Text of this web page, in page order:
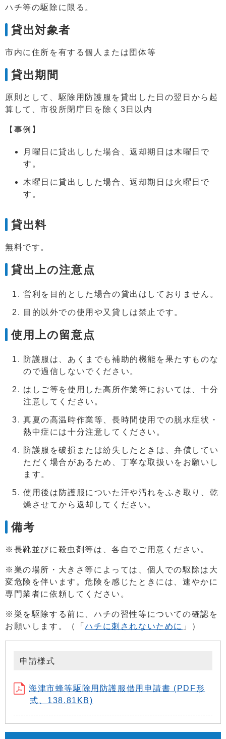
ハチ等の駆除に限る。
貸出対象者
市内に住所を有する個人または団体等
貸出期間
原則として、駆除用防護服を貸出した日の翌日から起
算して、市役所閉庁日を除く3日以内
【事例】
月曜日に貸出しした場合、返却期日は木曜日で
す。
木曜日に貸出しした場合、返却期日は火曜日で
す。
貸出料
無料です。
貸出上の注意点
営利を目的とした場合の貸出はしておりません。
目的以外での使用や又貸しは禁止です。
使用上の留意点
防護服は、あくまでも補助的機能を果たすものな
ので過信しないでください。
はしご等を使用した高所作業等においては、十分
注意してください。
真夏の高温時作業等、長時間使用での脱水症状・
熱中症には十分注意してください。
防護服を破損または紛失したときは、弁償してい
ただく場合があるため、丁寧な取扱いをお願いし
ます。
使用後は防護服についた汗や汚れをふき取り、乾
燥させてから返却してください。
備考
※長靴並びに殺虫剤等は、各自でご用意ください。
※巣の場所・大きさ等によっては、個人での駆除は大
変危険を伴います。危険を感じたときには、速やかに
専門業者に依頼してください。
※巣を駆除する前に、ハチの習性等についての確認を
お願いします。（「ハチに刺されないために 」）
申請様式
海津市蜂等駆除用防護服借用申請書 (PDF形
式、138.81KB)